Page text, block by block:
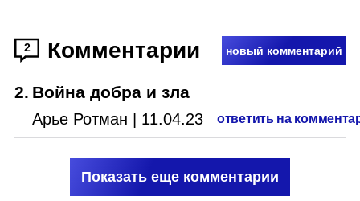
2 Комментарии новый комментарий
2. Война добра и зла
Арье Ротман 11.04.23 ответить на
Показать еще комментарии